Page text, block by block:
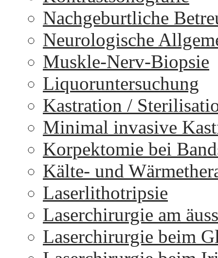
Nachgeburtliche
Neurologische
Muskle-Nerv-Biopsie
Liquoruntersuchung
Kastration /
Minimal invasive
Korpektomie bei
Kälte- und
Laserlithotripsie
Laserchirurgie am
Laserchirurgie beim